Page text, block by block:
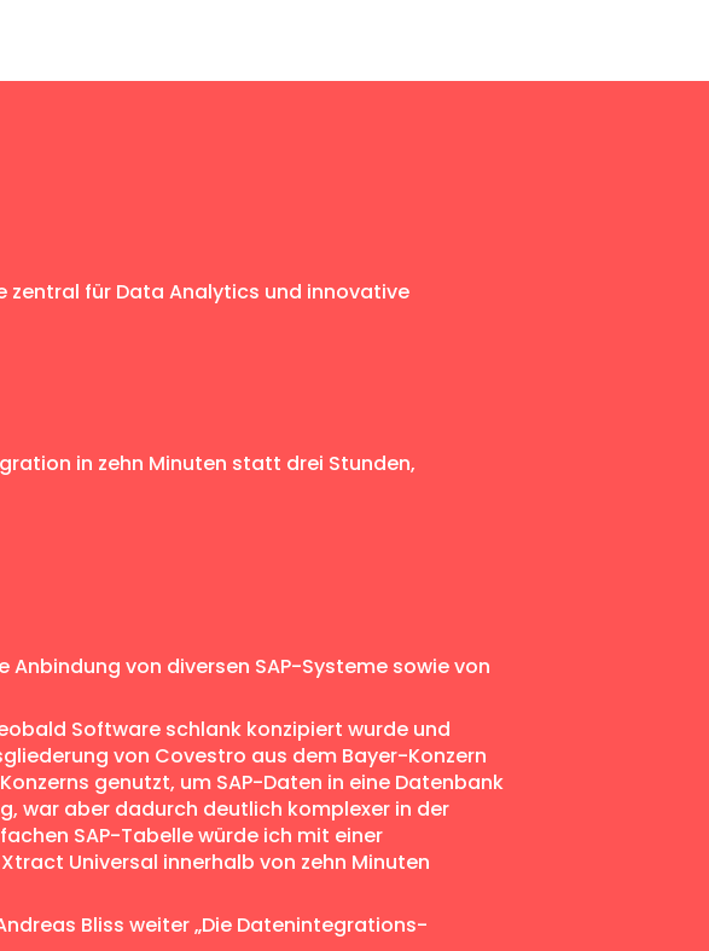
zentral für Data Analytics und innovative
in zehn Minuten statt drei Stunden,
von diversen SAP-Systeme sowie von
Software schlank konzipiert wurde und
von Covestro aus dem Bayer-Konzern
genutzt, um SAP-Daten in eine Datenbank
war aber dadurch deutlich komplexer in der
SAP-Tabelle würde ich mit einer
Universal innerhalb von zehn Minuten
Bliss weiter „Die Datenintegrations-